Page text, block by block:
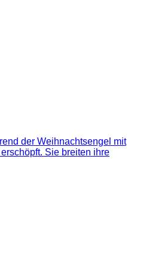
der Weihnachtsengel mit
Sie breiten ihre